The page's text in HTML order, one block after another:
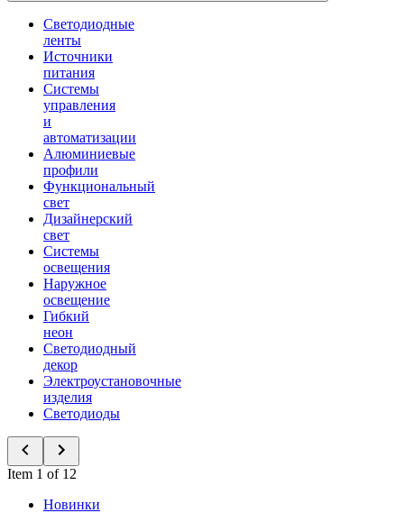
Светодиодные
ленты
Источники
питания
Системы
управления
и
автоматизации
Алюминиевые
профили
Функциональный
свет
Дизайнерский
свет
Системы
освещения
Наружное
освещение
Гибкий
неон
Светодиодный
декор
Электроустановочные
изделия
Светодиоды
Item 1 of 12
Новинки